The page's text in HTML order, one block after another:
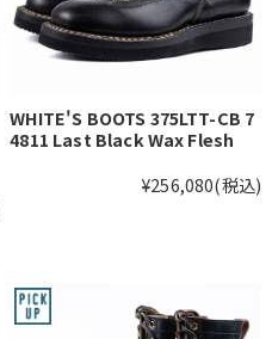
WHITE'S BOOTS 375LTT-CB 7
4811 Last Black Wax Flesh
¥256,080(税込)